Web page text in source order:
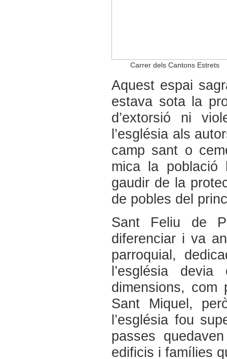
Carrer dels Cantons Estrets
Aquest espai
estava sota la
d’extorsió ni
l’església als
camp sant o
mica la població
gaudir de la
de pobles del
Sant Feliu de
diferenciar i va
parroquial,
l’església
dimensions,
Sant Miquel,
l’església fou
passes
edificis i famílies